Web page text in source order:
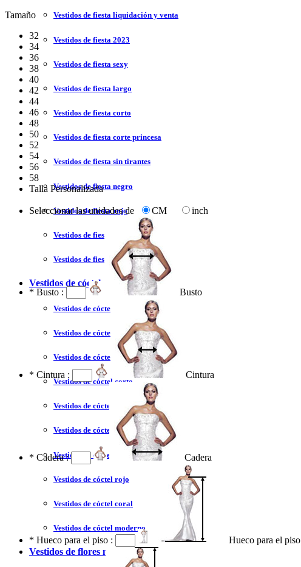
Vestidos de fiesta liquidación y venta
Vestidos de fiesta 2023
Vestidos de fiesta sexy
Vestidos de fiesta largo
Vestidos de fiesta corto
Vestidos de fiesta corte princesa
Vestidos de fiesta sin tirantes
Vestidos de fiesta negro
Vestidos de fiesta rojo
Vestidos de fiesta amarillo
Vestidos de fiesta azul
Vestidos de cóctel
Vestidos de cóctel liquidación y venta
Vestidos de cóctel 2023
Vestidos de cóctel largo
Vestidos de cóctel corto
Vestidos de cóctel tallas grandes
Vestidos de cóctel sin tirantes
Vestidos de cóctel azul
Vestidos de cóctel rojo
Vestidos de cóctel coral
Vestidos de cóctel moderno
Vestidos de flores niña
Tamaño
32
34
36
38
40
42
44
46
48
50
52
54
56
58
Talla Personalizada
Seleccionar las unidades de CM inch
* Busto : Busto
* Cintura : Cintura
* Cadera : Cadera
* Hueco para el piso : Hueco para el piso